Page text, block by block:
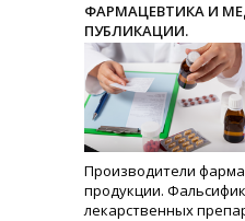
ФАРМАЦЕВТИКА И
ПУБЛИКАЦИИ.
Производители
продукции.
лекарственных